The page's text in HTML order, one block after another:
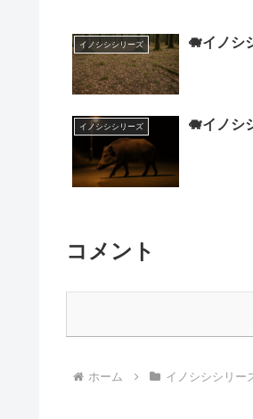
イノシシシリーズ 🐗イノシ
イノシシシリーズ 🐗イノシ
コメント
ホーム イノシシシリー